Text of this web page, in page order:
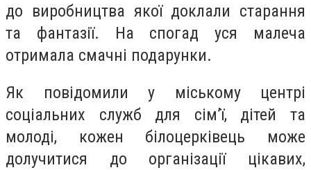
до виробництва якої доклали старання
та фантазії. На спогад уся малеча
отримала смачні подарунки.
Як повідомили у міському центрі
соціальних служб для сім’ї, дітей та
молоді, кожен білоцерківець може
долучитися до організації цікавих,